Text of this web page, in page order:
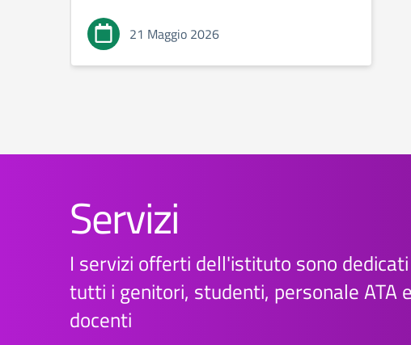
21 Maggio 2026
Servizi
I servizi offerti dell'istituto sono
tutti i genitori, studenti, personale ATA e
docenti